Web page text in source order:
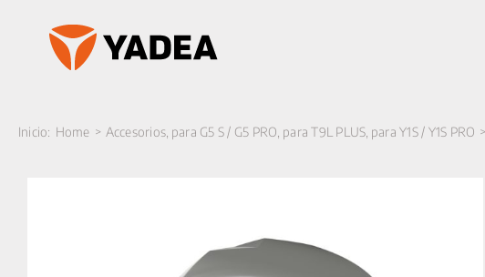
contenido
Inicio: Home Accesorios para G5 S / G5 PRO para T9L PLUS para Y1S / Y1S PRO